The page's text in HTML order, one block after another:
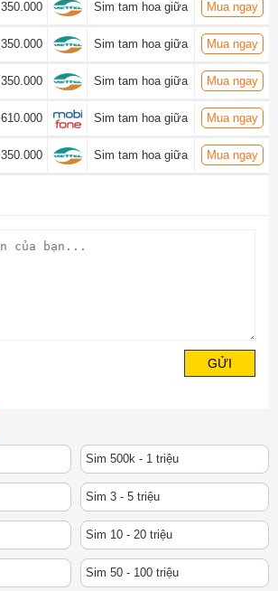
350.000 Sim tam hoa giữa Mua ngay
350.000 Sim tam hoa giữa Mua ngay
350.000 Sim tam hoa giữa Mua ngay
610.000 Sim tam hoa giữa Mua ngay
350.000 Sim tam hoa giữa Mua ngay
GỬI
Sim 500k - 1 triệu
Sim 3 - 5 triệu
Sim 10 - 20 triệu
Sim 50 - 100 triệu